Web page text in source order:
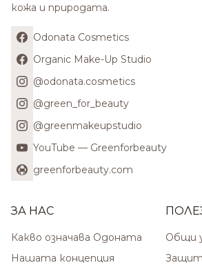
кожа и природата.
Odonata Cosmetics
Organic Make-Up Studio
@odonata.cosmetics
@green_for_beauty
@greenmakeupstudio
YouTube — Greenforbeauty
greenforbeauty.com
ЗА НАС
Какво означава Одоната
Нашата концепция
Общи